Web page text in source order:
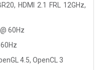
HDMI 2.1 FRL 12GHz,
60Hz
4.5, OpenCL 3